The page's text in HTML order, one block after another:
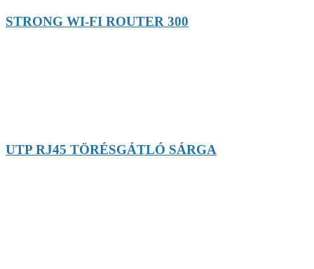
STRONG WI-FI ROUTER 300
UTP RJ45 TÖRÉSGÁTLÓ SÁRGA